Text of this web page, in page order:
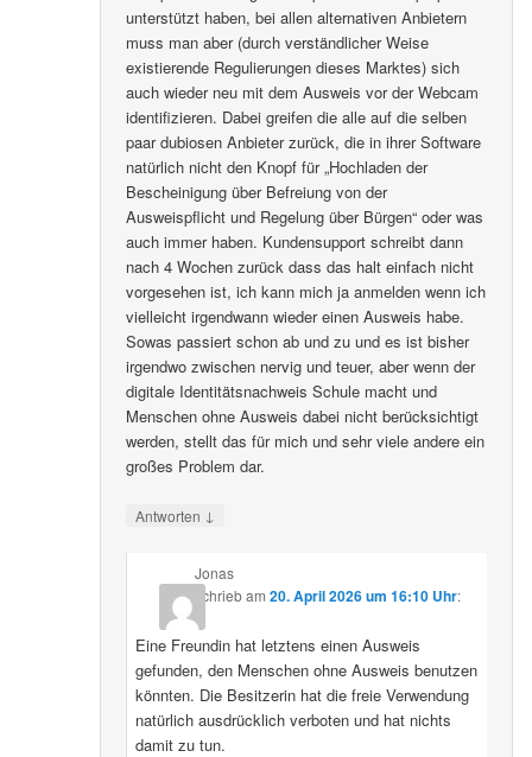
unterstützt haben, bei allen alternativen Anbietern
muss man aber (durch verständlicher Weise
existierende Regulierungen dieses Marktes) sich
auch wieder neu mit dem Ausweis vor der Webcam
identifizieren. Dabei greifen die alle auf die selben
paar dubiosen Anbieter zurück, die in ihrer Software
natürlich nicht den Knopf für „Hochladen der
Bescheinigung über Befreiung von der
Ausweispflicht und Regelung über Bürgen“ oder was
auch immer haben. Kundensupport schreibt dann
nach 4 Wochen zurück dass das halt einfach nicht
vorgesehen ist, ich kann mich ja anmelden wenn ich
vielleicht irgendwann wieder einen Ausweis habe.
Sowas passiert schon ab und zu und es ist bisher
irgendwo zwischen nervig und teuer, aber wenn der
digitale Identitätsnachweis Schule macht und
Menschen ohne Ausweis dabei nicht berücksichtigt
werden, stellt das für mich und sehr viele andere ein
großes Problem dar.
Antworten ↓
Jonas
schriebam 20. April 2026 um 16:10 Uhr:
Eine Freundin hat letztens einen Ausweis
gefunden, den Menschen ohne Ausweis benutzen
könnten. Die Besitzerin hat die freie Verwendung
natürlich ausdrücklich verboten und hat nichts
damit zu tun.